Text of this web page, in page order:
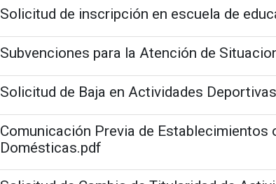
Solicitud de inscripción en escuela de
Subvenciones para la Atención de
Solicitud de Baja en Actividades
Comunicación Previa de Establecimientos
Domésticas.pdf